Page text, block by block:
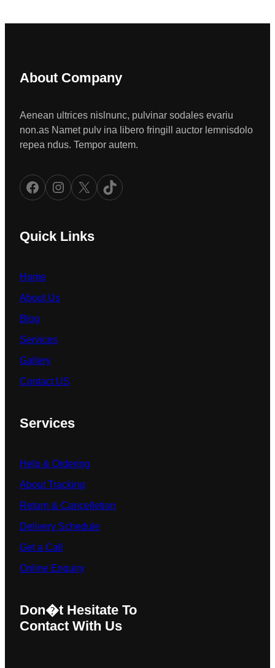
About Company
Aenean ultrices nislnunc, pulvinar sodales evariu
non.as Namet pulv ina libero fringill auctor lemnisdolo
repea ndus. Tempor autem.
Facebook Instagram X TikTok
Quick Links
Home
About Us
Blog
Services
Gallery
Contact US
Services
Help & Ordering
About Tracking
Return & Cancelletion
Delivery Schedule
Get a Call
Online Enquiry
Don�t Hesitate To
Contact With Us